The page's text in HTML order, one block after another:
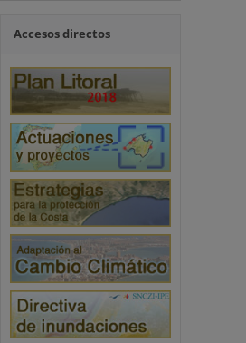
Accesos directos